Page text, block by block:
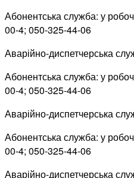
Абонентська служба: у
00-4; 050-325-44-06
Аварійно-диспетчерська
Абонентська служба: у
00-4; 050-325-44-06
Аварійно-диспетчерська
Абонентська служба: у
00-4; 050-325-44-06
Аварійно-диспетчерська